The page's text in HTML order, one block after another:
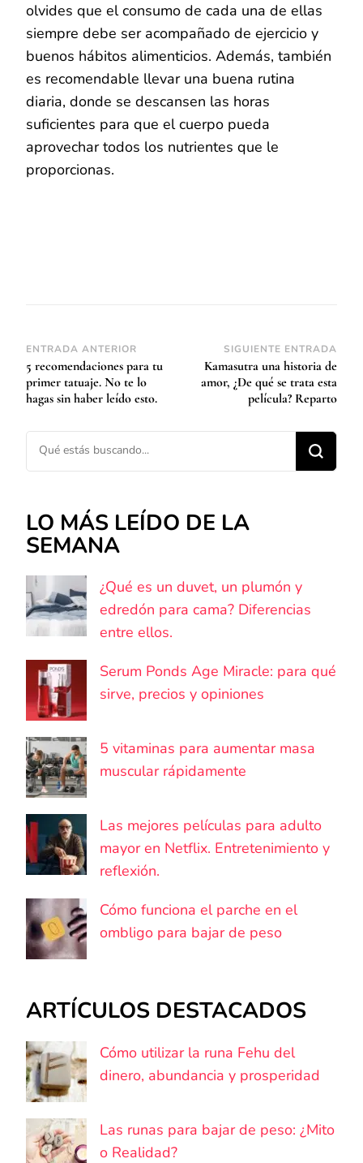
olvides que el consumo de cada una de ellas
siempre debe ser acompañado de ejercicio y
buenos hábitos alimenticios. Además, también
es recomendable llevar una buena rutina
diaria, donde se descansen las horas
suficientes para que el cuerpo pueda
aprovechar todos los nutrientes que le
proporcionas.
Navegación
de
entradas
ENTRADA ANTERIOR
5 recomendaciones para tu
primer tatuaje. No te lo
hagas sin haber leído esto.
SIGUIENTE ENTRADA
Kamasutra una historia de
amor, ¿De qué se trata esta
película? Reparto
¿Buscas algo?
LO MÁS LEÍDO DE LA
SEMANA
¿Qué es un duvet, un plumón y
edredón para cama? Diferencias
entre ellos.
Serum Ponds Age Miracle: para qué
sirve, precios y opiniones
5 vitaminas para aumentar masa
muscular rápidamente
Las mejores películas para adulto
mayor en Netflix. Entretenimiento y
reflexión.
Cómo funciona el parche en el
ombligo para bajar de peso
ARTÍCULOS DESTACADOS
Cómo utilizar la runa Fehu del
dinero, abundancia y prosperidad
Las runas para bajar de peso: ¿Mito
o Realidad?